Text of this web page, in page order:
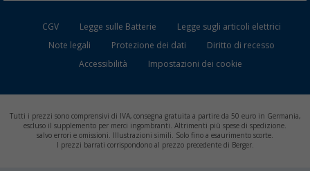
WC da Campeggio
Mobili per il Campeggio
Frigo Portatili
Climatizzatori per Camper
CGV Legge sulle Batterie
Legge sugli articoli elettrici
Note legali
Protezione dei dati
Diritto di recesso
Accessibilità
Impostazioni dei cookie
Tutti i prezzi sono comprensivi di IVA, consegna gratuita a partire da 50 euro in Germania,
escluso il supplemento per merci ingombranti. Altrimenti più spese di spedizione.
salvo errori e omissioni. Illustrazioni simili. Solo fino a esaurimento scorte.
I prezzi barrati corrispondono al prezzo precedente di Berger.